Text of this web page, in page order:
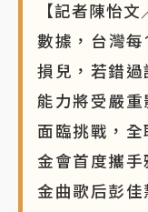
NBA｜ 傳奇名帥
盟 兩大愛徒向
【記者陳怡
數據，台灣
損兒，若錯
能力將受嚴
面臨挑戰，
金會首度攜
金曲歌后彭